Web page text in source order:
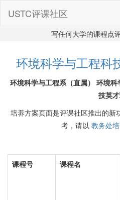
USTC评课社区
写任何大学的课程点
环境科学与工程科
环境科学与工程系（直属） 环境
技英
培养方案页面是评课社区推出的新
考，请以 教务处
课程号 课程名